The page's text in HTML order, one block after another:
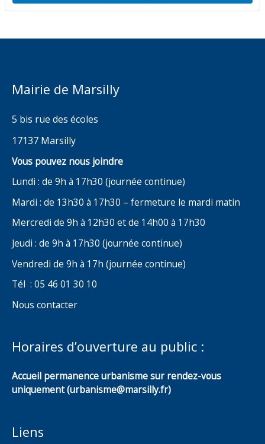
Mairie de Marsilly
5 bis rue des écoles
17137 Marsilly
Vous pouvez nous joindre
Lundi : de 9h à 17h30 (journée continue)
Mardi : de 13h30 à 17h30 – fermeture le mardi matin
Mercredi de 9h à 12h30 et de 14h00 à 17h30
Jeudi : de 9h à 17h30 (journée continue)
Vendredi de 9h à 17h (journée continue)
Tél : 05 46 01 30 10
Nous contacter
Horaires d’ouverture au public :
Accueil permanence urbanisme sur rendez-vous
uniquement (urbanisme@marsilly.fr)
Liens